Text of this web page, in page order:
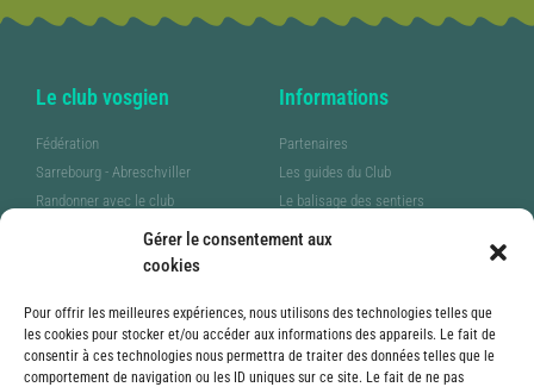
Gérer le consentement aux
cookies
Pour offrir les meilleures expériences, nous utilisons des technologies telles que
les cookies pour stocker et/ou accéder aux informations des appareils. Le fait de
consentir à ces technologies nous permettra de traiter des données telles que le
comportement de navigation ou les ID uniques sur ce site. Le fait de ne pas
Le club vosgien
Fédération
Sarrebourg - Abreschviller
Randonner avec le club
Pratiquer la marche nordique
Communiquer notre passion
Informations
Partenaires
Les guides du Club
Le balisage des sentiers
Mentions Téléchargement